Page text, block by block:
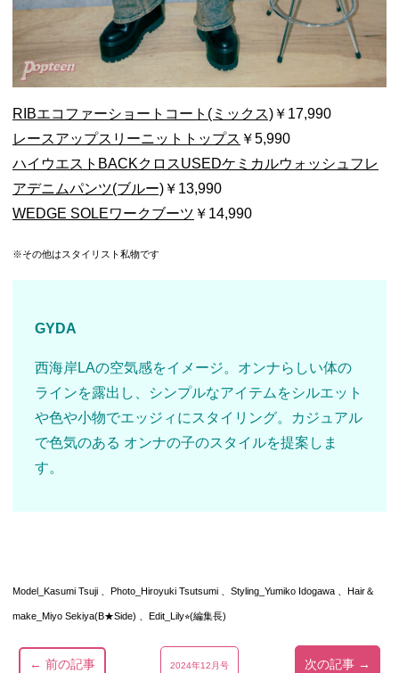
RIBエコファーショートコート(ミックス) ￥17,990
レースアップスリーニットトップス ￥5,990
ハイウエストBACKクロスUSEDケミカルウォッシュフレ
アデニムパンツ(ブルー) ￥13,990
WEDGE SOLEワークブーツ ￥14,990
※その他はスタイリスト私物です
GYDA
西海岸LAの空気感をイメージ。オンナらしい体の
ラインを露出し、シンプルなアイテムをシルエット
や色や小物でエッジィにスタイリング。カジュアル
で色気のある オンナの子のスタイルを提案しま
す。
Model_Kasumi Tsuji 、Photo_Hiroyuki Tsutsumi 、Styling_Yumiko Idogawa 、Hair＆
make_Miyo Sekiya(B★Side) 、Edit_Lily⭐︎(編集長)
← 前の記事 2024年12月号 次の記事 →